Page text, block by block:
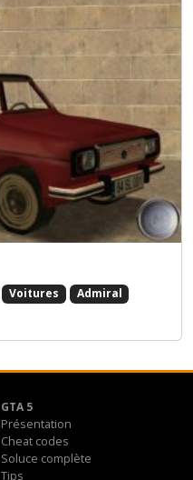
Voitures
Admiral
GTA 5
Présentation
Cheat codes
Soluce complète
Tips